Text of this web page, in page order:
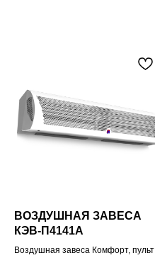
ВОЗДУШНАЯ ЗАВЕСА
КЭВ-П4141A
Воздушная завеса Комфорт, пульт